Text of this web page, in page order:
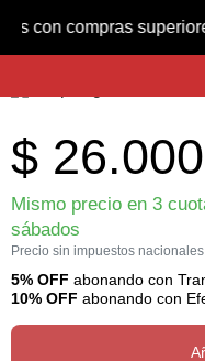
Producto nuevo
Peep Sight con Insertos marca
$ 26.000
Mismo precio en 3
sábados
Precio sin impuestos
5% OFF abonando con
10% OFF abonando con
superiores a